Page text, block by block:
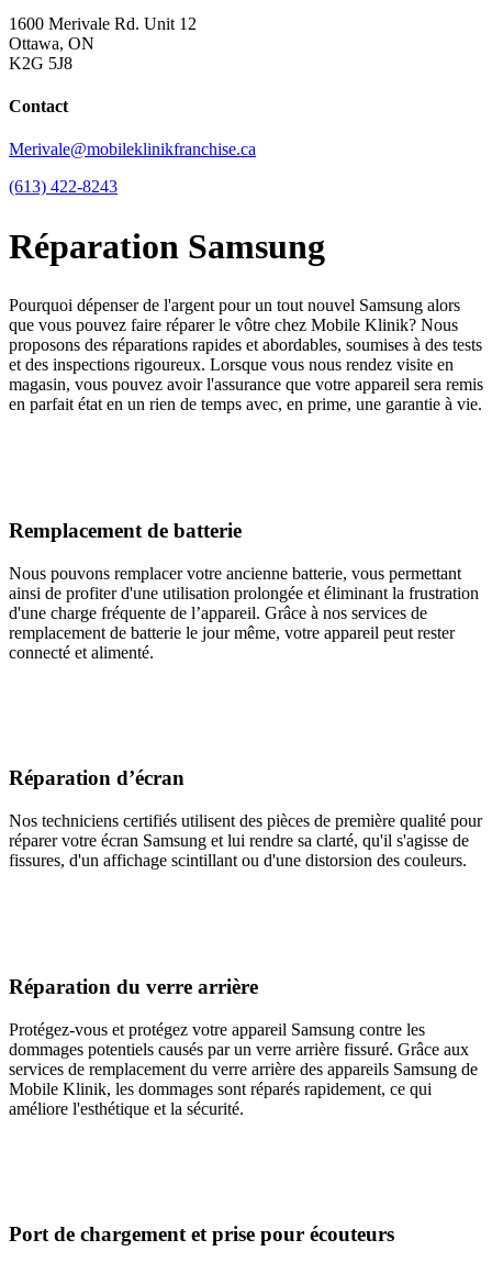
1600 Merivale Rd. Unit 12
Ottawa, ON
K2G 5J8
Contact
Merivale@mobileklinikfranchise.ca
(613) 422-8243
Réparation Samsung
Pourquoi dépenser de l'argent pour un tout nouvel Samsung alors
que vous pouvez faire réparer le vôtre chez Mobile Klinik? Nous
proposons des réparations rapides et abordables, soumises à des tests
et des inspections rigoureux. Lorsque vous nous rendez visite en
magasin, vous pouvez avoir l'assurance que votre appareil sera remis
en parfait état en un rien de temps avec, en prime, une garantie à vie.
Remplacement de batterie
Nous pouvons remplacer votre ancienne batterie, vous permettant
ainsi de profiter d'une utilisation prolongée et éliminant la frustration
d'une charge fréquente de l’appareil. Grâce à nos services de
remplacement de batterie le jour même, votre appareil peut rester
connecté et alimenté.
Réparation d’écran
Nos techniciens certifiés utilisent des pièces de première qualité pour
réparer votre écran Samsung et lui rendre sa clarté, qu'il s'agisse de
fissures, d'un affichage scintillant ou d'une distorsion des couleurs.
Réparation du verre arrière
Protégez-vous et protégez votre appareil Samsung contre les
dommages potentiels causés par un verre arrière fissuré. Grâce aux
services de remplacement du verre arrière des appareils Samsung de
Mobile Klinik, les dommages sont réparés rapidement, ce qui
améliore l'esthétique et la sécurité.
Port de chargement et prise pour écouteurs